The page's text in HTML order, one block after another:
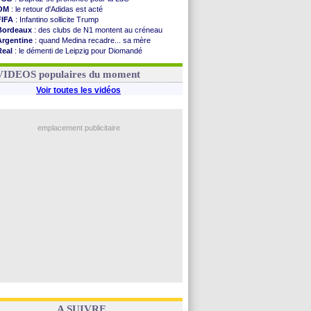
: le retour d'Adidas est acté
: Infantino sollicite Trump
: des clubs de N1 montent au créneau
: quand Medina recadre... sa mère
: le démenti de Leipzig pour Diomandé
: Paixão attire un 2e club anglais
populaires du moment
Voir toutes les vidéos
emplacement publicitaire